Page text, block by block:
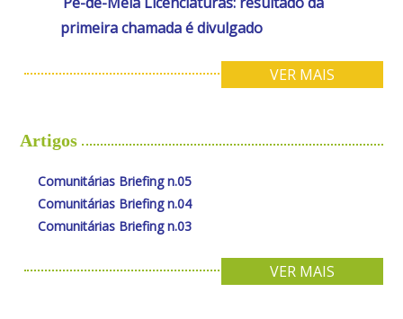
primeira chamada é divulgado
VER MAIS
Artigos
Comunitárias Briefing n.05
Comunitárias Briefing n.04
Comunitárias Briefing n.03
VER MAIS